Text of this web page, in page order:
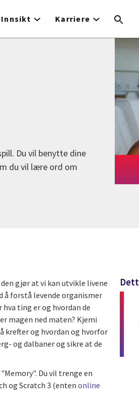
Innsikt Karriere
Du vil benytte dine
du vil lære ord om
gjør at vi kan utvikle livene
å forstå levende organismer
ting er og hvordan de
magen ned maten? Kjemi
krefter og hvordan og hvorfor
og dalbaner og sikre at de
Du vil trenge en
og Scratch 3 (enten online